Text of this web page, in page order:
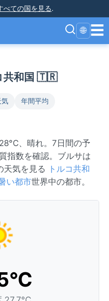
べての国を見る.
🌐 ☰
共和国 🇹🇷
気
年間平均
、晴れ。7日間の予
指数を確認。ブルサは
気を見る
トルコ共和
い都市世界中の都市。